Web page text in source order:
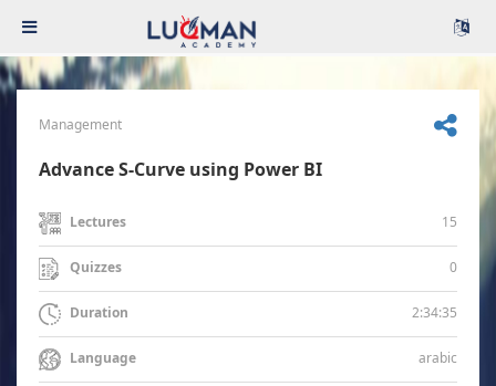
Management
Advance S-Curve using Power BI
Lectures 15
Quizzes 0
Duration 2:34:35
Language arabic